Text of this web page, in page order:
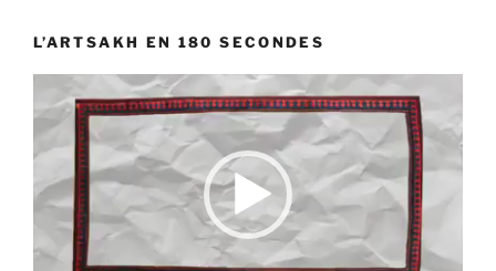
L’ARTSAKH EN 180 SECONDES
vidéo